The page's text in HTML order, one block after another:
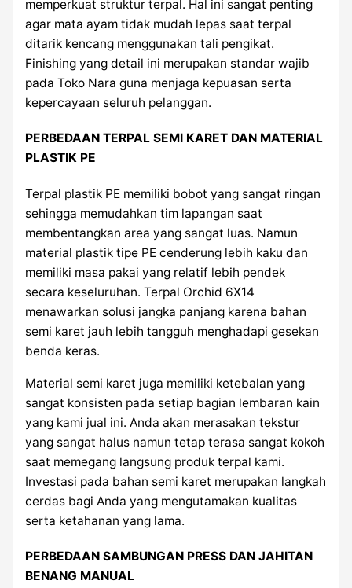
memperkuat struktur terpal. Hal ini sangat penting
agar mata ayam tidak mudah lepas saat terpal
ditarik kencang menggunakan tali pengikat.
Finishing yang detail ini merupakan standar wajib
pada Toko Nara guna menjaga kepuasan serta
kepercayaan seluruh pelanggan.
PERBEDAAN TERPAL SEMI KARET DAN MATERIAL
PLASTIK PE
Terpal plastik PE memiliki bobot yang sangat ringan
sehingga memudahkan tim lapangan saat
membentangkan area yang sangat luas. Namun
material plastik tipe PE cenderung lebih kaku dan
memiliki masa pakai yang relatif lebih pendek
secara keseluruhan. Terpal Orchid 6X14
menawarkan solusi jangka panjang karena bahan
semi karet jauh lebih tangguh menghadapi gesekan
benda keras.
Material semi karet juga memiliki ketebalan yang
sangat konsisten pada setiap bagian lembaran kain
yang kami jual ini. Anda akan merasakan tekstur
yang sangat halus namun tetap terasa sangat kokoh
saat memegang langsung produk terpal kami.
Investasi pada bahan semi karet merupakan langkah
cerdas bagi Anda yang mengutamakan kualitas
serta ketahanan yang lama.
PERBEDAAN SAMBUNGAN PRESS DAN JAHITAN
BENANG MANUAL